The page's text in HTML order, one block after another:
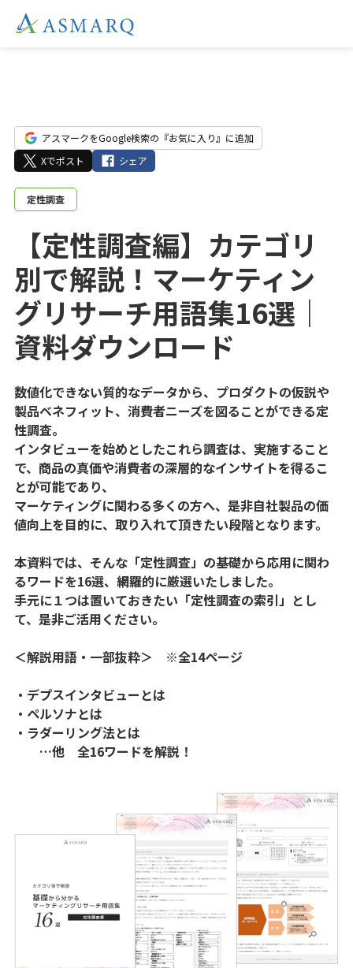
アスマークをGoogle検索の『お気に入り』に追加
Xでポスト
シェア
定性調査
【定性調査編】カテゴリ
別で解説！マーケティン
グリサーチ用語集16選｜
資料ダウンロード
数値化できない質的なデータから、プロダクトの仮説や
製品ベネフィット、消費者ニーズを図ることができる定
性調査。
インタビューを始めとしたこれら調査は、実施すること
で、商品の真価や消費者の深層的なインサイトを得るこ
とが可能であり、
マーケティングに関わる多くの方へ、是非自社製品の価
値向上を目的に、取り入れて頂きたい段階となります。
本資料では、そんな「定性調査」の基礎から応用に関わ
るワードを16選、網羅的に厳選いたしました。
手元に１つは置いておきたい「定性調査の索引」とし
て、是非ご活用ください。
＜解説用語・一部抜粋＞ ※全14ページ
・デプスインタビューとは
・ペルソナとは
・ラダーリング法とは
…他 全16ワードを解説！